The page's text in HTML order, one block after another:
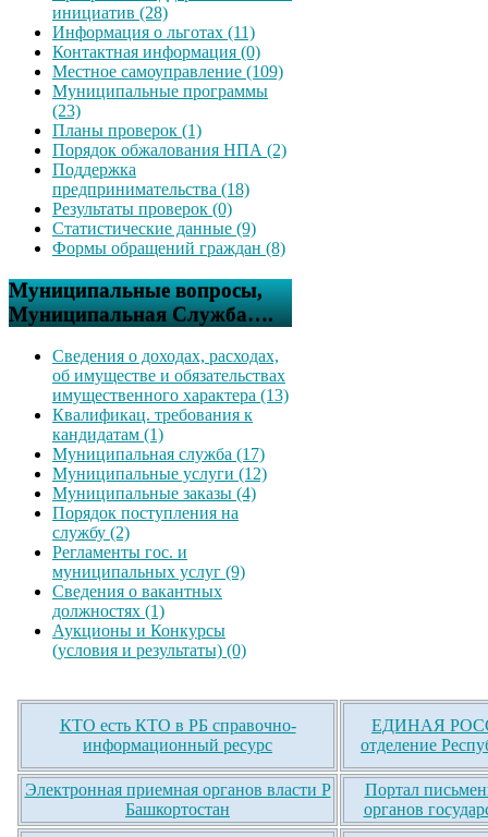
инициатив (28)
Информация о льготах (11)
Контактная информация (0)
Местное самоуправление (109)
Муниципальные программы
(23)
Планы проверок (1)
Порядок обжалования НПА (2)
Поддержка
предпринимательства (18)
Результаты проверок (0)
Статистические данные (9)
Формы обращений граждан (8)
Муниципальные вопросы,
Муниципальная Служба….
Сведения о доходах, расходах,
об имуществе и обязательствах
имущественного характера (13)
Квалификац. требования к
кандидатам (1)
Муниципальная служба (17)
Муниципальные услуги (12)
Муниципальные заказы (4)
Порядок поступления на
службу (2)
Регламенты гос. и
муниципальных услуг (9)
Сведения о вакантных
должностях (1)
Аукционы и Конкурсы
(условия и результаты) (0)
КТО есть КТО в РБ справочно-
информационный ресурс
ЕДИНАЯ
отделение
Электронная приемная органов власти Р
Башкортостан
Портал
органов